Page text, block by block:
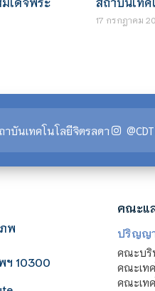
17 กรกฎาคม
าบันเทคโนโลยีจิตรลดา
พ
ฯ 10300
คณะแ
ปริญญ
คณะบริ
คณะเท
คณะเท